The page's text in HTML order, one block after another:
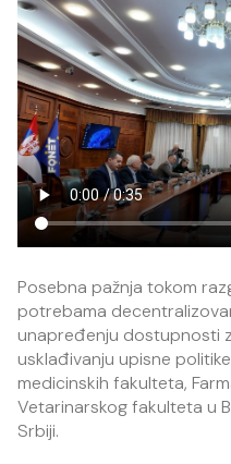
Posebna pažnja tokom
potrebama
unapređenju dostupnosti
usklađivanju upisne
medicinskih fakulteta,
Vetarinarskog fakulteta u
Srbiji.